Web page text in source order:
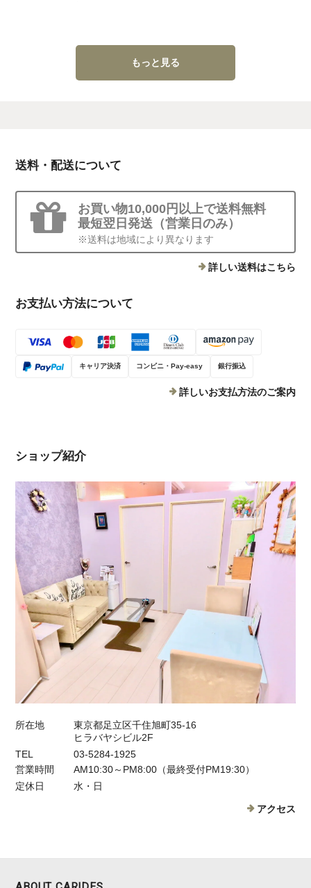
もっと見る
送料・配送について
お買い物10,000円以上で送料無料
最短翌日発送（営業日のみ）
※送料は地域により異なります
詳しい送料はこちら
お支払い方法について
キャリア決済 コンビニ・Pay-easy 銀行振込
詳しいお支払方法のご案内
ショップ紹介
所在地
東京都足立区千住旭町35-16
ヒラバヤシビル2F
TEL
03-5284-1925
営業時間
AM10:30～PM8:00（最終受付PM19:30）
定休日
水・日
アクセス